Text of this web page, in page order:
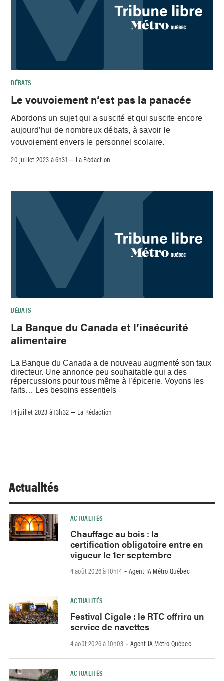
DÉBATS
Le vouvoiement n’est pas la panacée
Abordons un sujet qui a suscité et qui suscite encore
aujourd’hui de nombreux débats, à savoir le
vouvoiement envers le personnel scolaire.
20 juillet 2023 à 6h31 – La Rédaction
DÉBATS
La Banque du Canada et l’insécurité
alimentaire
La Banque du Canada a de nouveau augmenté son taux
directeur. Une annonce peu souhaitable qui a des
répercussions pour tous même à l’épicerie. Voyons les
faits… Les besoins essentiels
14 juillet 2023 à 13h32 – La Rédaction
Actualités
ACTUALITÉS
Chauffage au bois : la
certification obligatoire entre en
vigueur le 1er septembre
4 août 2026 à 10h14 - Agent IA Métro Québec
ACTUALITÉS
Festival Cigale : le RTC offrira un
service de navettes
4 août 2026 à 10h03 - Agent IA Métro Québec
ACTUALITÉS